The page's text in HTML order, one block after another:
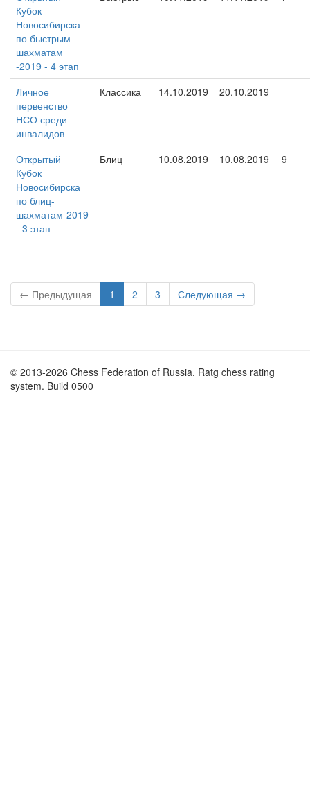
Кубок
Новосибирска
по быстрым
шахматам
-2019 - 4 этап
Личное
первенство
НСО среди
инвалидов
Классика 14.10.2019 20.10.2019
Открытый
Кубок
Новосибирска
по блиц-
шахматам-2019
- 3 этап
Блиц 10.08.2019 10.08.2019 9
← Предыдущая 1 2 3 Следующая →
© 2013-2026 Chess Federation of Russia. Ratg chess rating
system. Build 0500